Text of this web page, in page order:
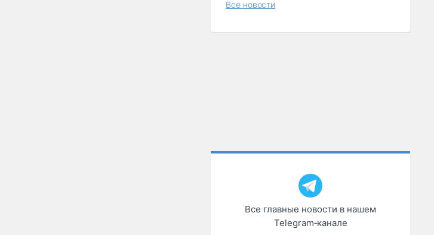
Все новости
Все главные новости в нашем
Telegram‑канале